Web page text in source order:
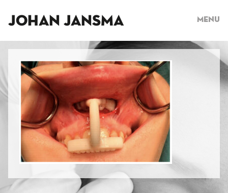
JOHAN JANSMA Menu